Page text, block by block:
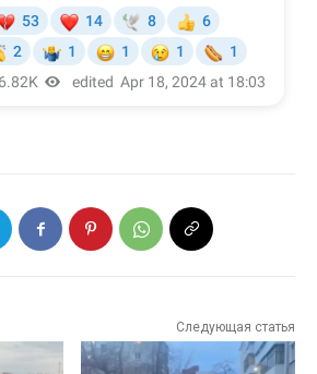
Следующая статья